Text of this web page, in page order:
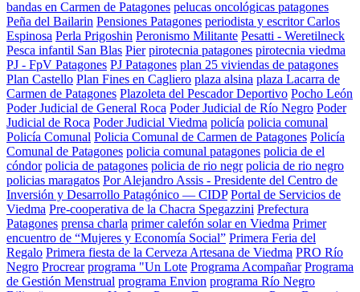
bandas en Carmen de Patagones pelucas oncológicas patagones
Peña del Bailarin Pensiones Patagones periodista y escritor Carlos
Espinosa Perla Prigoshin Peronismo Militante Pesatti - Weretilneck
Pesca infantil San Blas Pier pirotecnia patagones pirotecnia viedma
PJ - FpV Patagones PJ Patagones plan 25 viviendas de patagones
Plan Castello Plan Fines en Cagliero plaza alsina plaza Lacarra de
Carmen de Patagones Plazoleta del Pescador Deportivo Pocho León
Poder Judicial de General Roca Poder Judicial de Río Negro Poder
Judicial de Roca Poder Judicial Viedma policía policia comunal
Policía Comunal Policia Comunal de Carmen de Patagones Policía
Comunal de Patagones policia comunal patagones policia de el
cóndor policia de patagones policia de rio negr policia de rio negro
policias maragatos Por Alejandro Assis - Presidente del Centro de
Inversión y Desarrollo Patagónico — CIDP Portal de Servicios de
Viedma Pre-cooperativa de la Chacra Spegazzini Prefectura
Patagones prensa charla primer calefón solar en Viedma Primer
encuentro de “Mujeres y Economía Social” Primera Feria del
Regalo Primera fiesta de la Cerveza Artesana de Viedma PRO Río
Negro Procrear programa "Un Lote Programa Acompañar Programa
de Gestión Menstrual programa Envion programa Río Negro